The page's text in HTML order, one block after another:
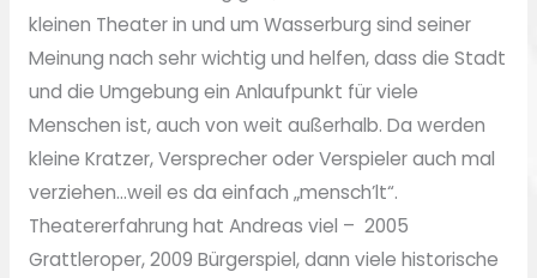
kleinen Theater in und um Wasserburg sind seiner
Meinung nach sehr wichtig und helfen, dass die Stadt
und die Umgebung ein Anlaufpunkt für viele
Menschen ist, auch von weit außerhalb. Da werden
kleine Kratzer, Versprecher oder Verspieler auch mal
verziehen…weil es da einfach „mensch’lt“.
Theatererfahrung hat Andreas viel – 2005
Grattleroper, 2009 Bürgerspiel, dann viele historische